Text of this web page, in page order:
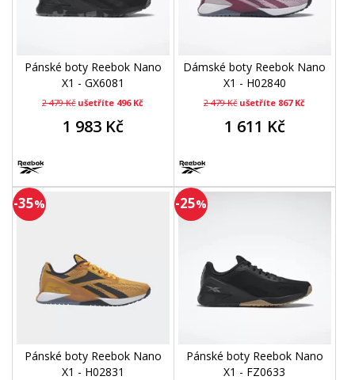
Pánské boty Reebok Nano
X1 - GX6081
2 479 Kč ušetříte 496 Kč
1 983 Kč
Dámské boty Reebok Nano
X1 - H02840
2 479 Kč ušetříte 867 Kč
1 611 Kč
-35%
Pánské boty Reebok Nano
X1 - H02831
-25%
Pánské boty Reebok Nano
X1 - FZ0633